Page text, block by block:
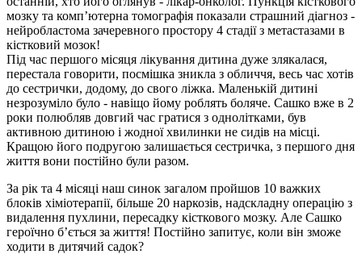
мозку та комп’ютерна томографія показали страшний діагноз -
нейробластома зачеревного простору 4 стадії з метастазами в
кістковий мозок!
Під час першого місяця лікування дитина дуже злякалася,
перестала говорити, посмішка зникла з обличчя, весь час хотів
до сестрички, додому, до свого ліжка. Маленькій дитині
незрозуміло було - навіщо йому роблять боляче. Сашко вже в 2
роки полюбляв довгий час гратися з однолітками, був
активною дитиною і жодної хвилинки не сидів на місці.
Кращою його подругою залишається сестричка, з першого дня
життя вони постійно були разом.
За рік та 4 місяці наш синок загалом пройшов 10 важких
блоків хіміотерапії, більше 20 наркозів, надскладну операцію з
видалення пухлини, пересадку кісткового мозку. Але Сашко
героїчно б’ється за життя! Постійно запитує, коли він зможе
ходити в дитячий садок?